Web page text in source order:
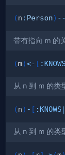
(n : Person)
带有指向 m 的
(m)<- [ : KNOWS
从 n 到 m 的类
(n) - [ : KNOWS |
从 n 到 m 的类